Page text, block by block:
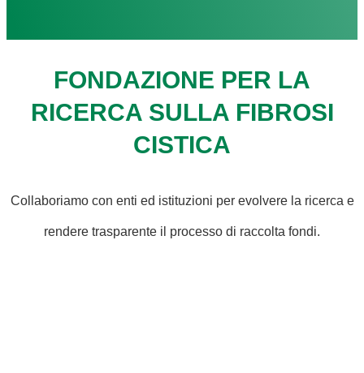
FONDAZIONE PER LA
RICERCA SULLA FIBROSI
CISTICA
Collaboriamo con enti ed istituzioni per evolvere la ricerca e
rendere trasparente il processo di raccolta fondi.